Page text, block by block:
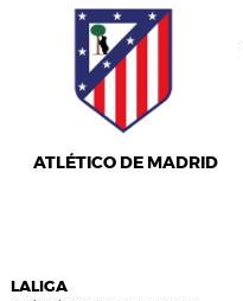
ATLÉTICO DE MADRID
LALIGA